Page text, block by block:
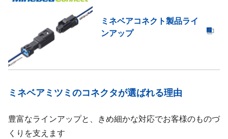
ミネベアコネクト製品ライ
ンアップ
ミネベアミツミのコネクタが選ばれる理由
豊富なラインアップと、きめ細かな対応でお客様のものづ
くりを支えます